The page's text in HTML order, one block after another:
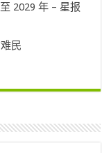
2029 年 – 星报
民